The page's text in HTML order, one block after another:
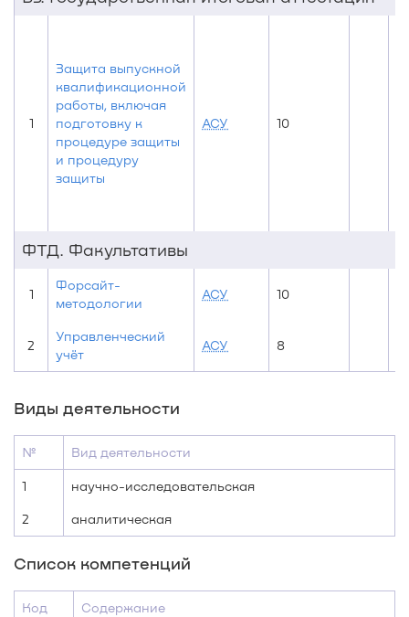
1
Защита выпускной
квалификационной
работы, включая
подготовку к
процедуре защиты
и процедуру
защиты
АСУ 10
ФТД. Факультативы
1
Форсайт-
методологии
АСУ 10
2
Управленческий
учёт
АСУ 8
Виды деятельности
№ Вид деятельности
1 научно-исследовательская
2 аналитическая
Список компетенций
Код Содержание